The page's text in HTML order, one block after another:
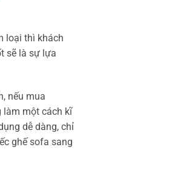
loại thì khách
sẽ là sự lựa
nếu mua
làm một cách kĩ
dễ dàng, chỉ
ghế sofa sang